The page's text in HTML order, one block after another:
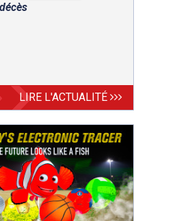
LIRE L'ACTUALITÉ